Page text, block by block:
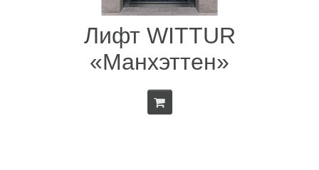
Лифт WITTUR
«Манхэттен»